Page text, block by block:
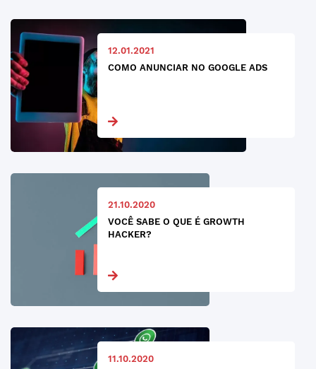
12.01.2021
COMO ANUNCIAR NO GOOGLE ADS
21.10.2020
VOCÊ SABE O QUE É GROWTH
HACKER?
11.10.2020